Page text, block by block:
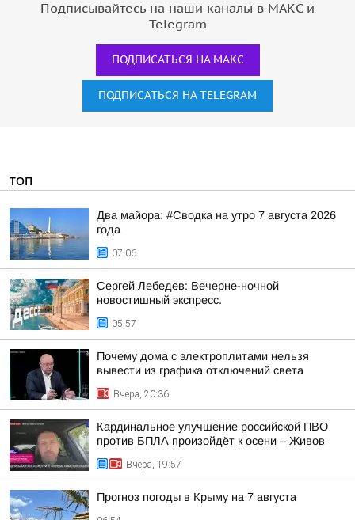
Подписывайтесь на наши каналы в МАКС и
Telegram
ПОДПИСАТЬСЯ НА МАКС
ПОДПИСАТЬСЯ НА TELEGRAM
ТОП
Два майора: #Сводка на утро 7 августа 2026
года
07:06
Сергей Лебедев: Вечерне-ночной
новостишный экспресс.
05:57
Почему дома с электроплитами нельзя
вывести из графика отключений света
Вчера, 20:36
Кардинальное улучшение российской ПВО
против БПЛА произойдёт к осени – Живов
Вчера, 19:57
Прогноз погоды в Крыму на 7 августа